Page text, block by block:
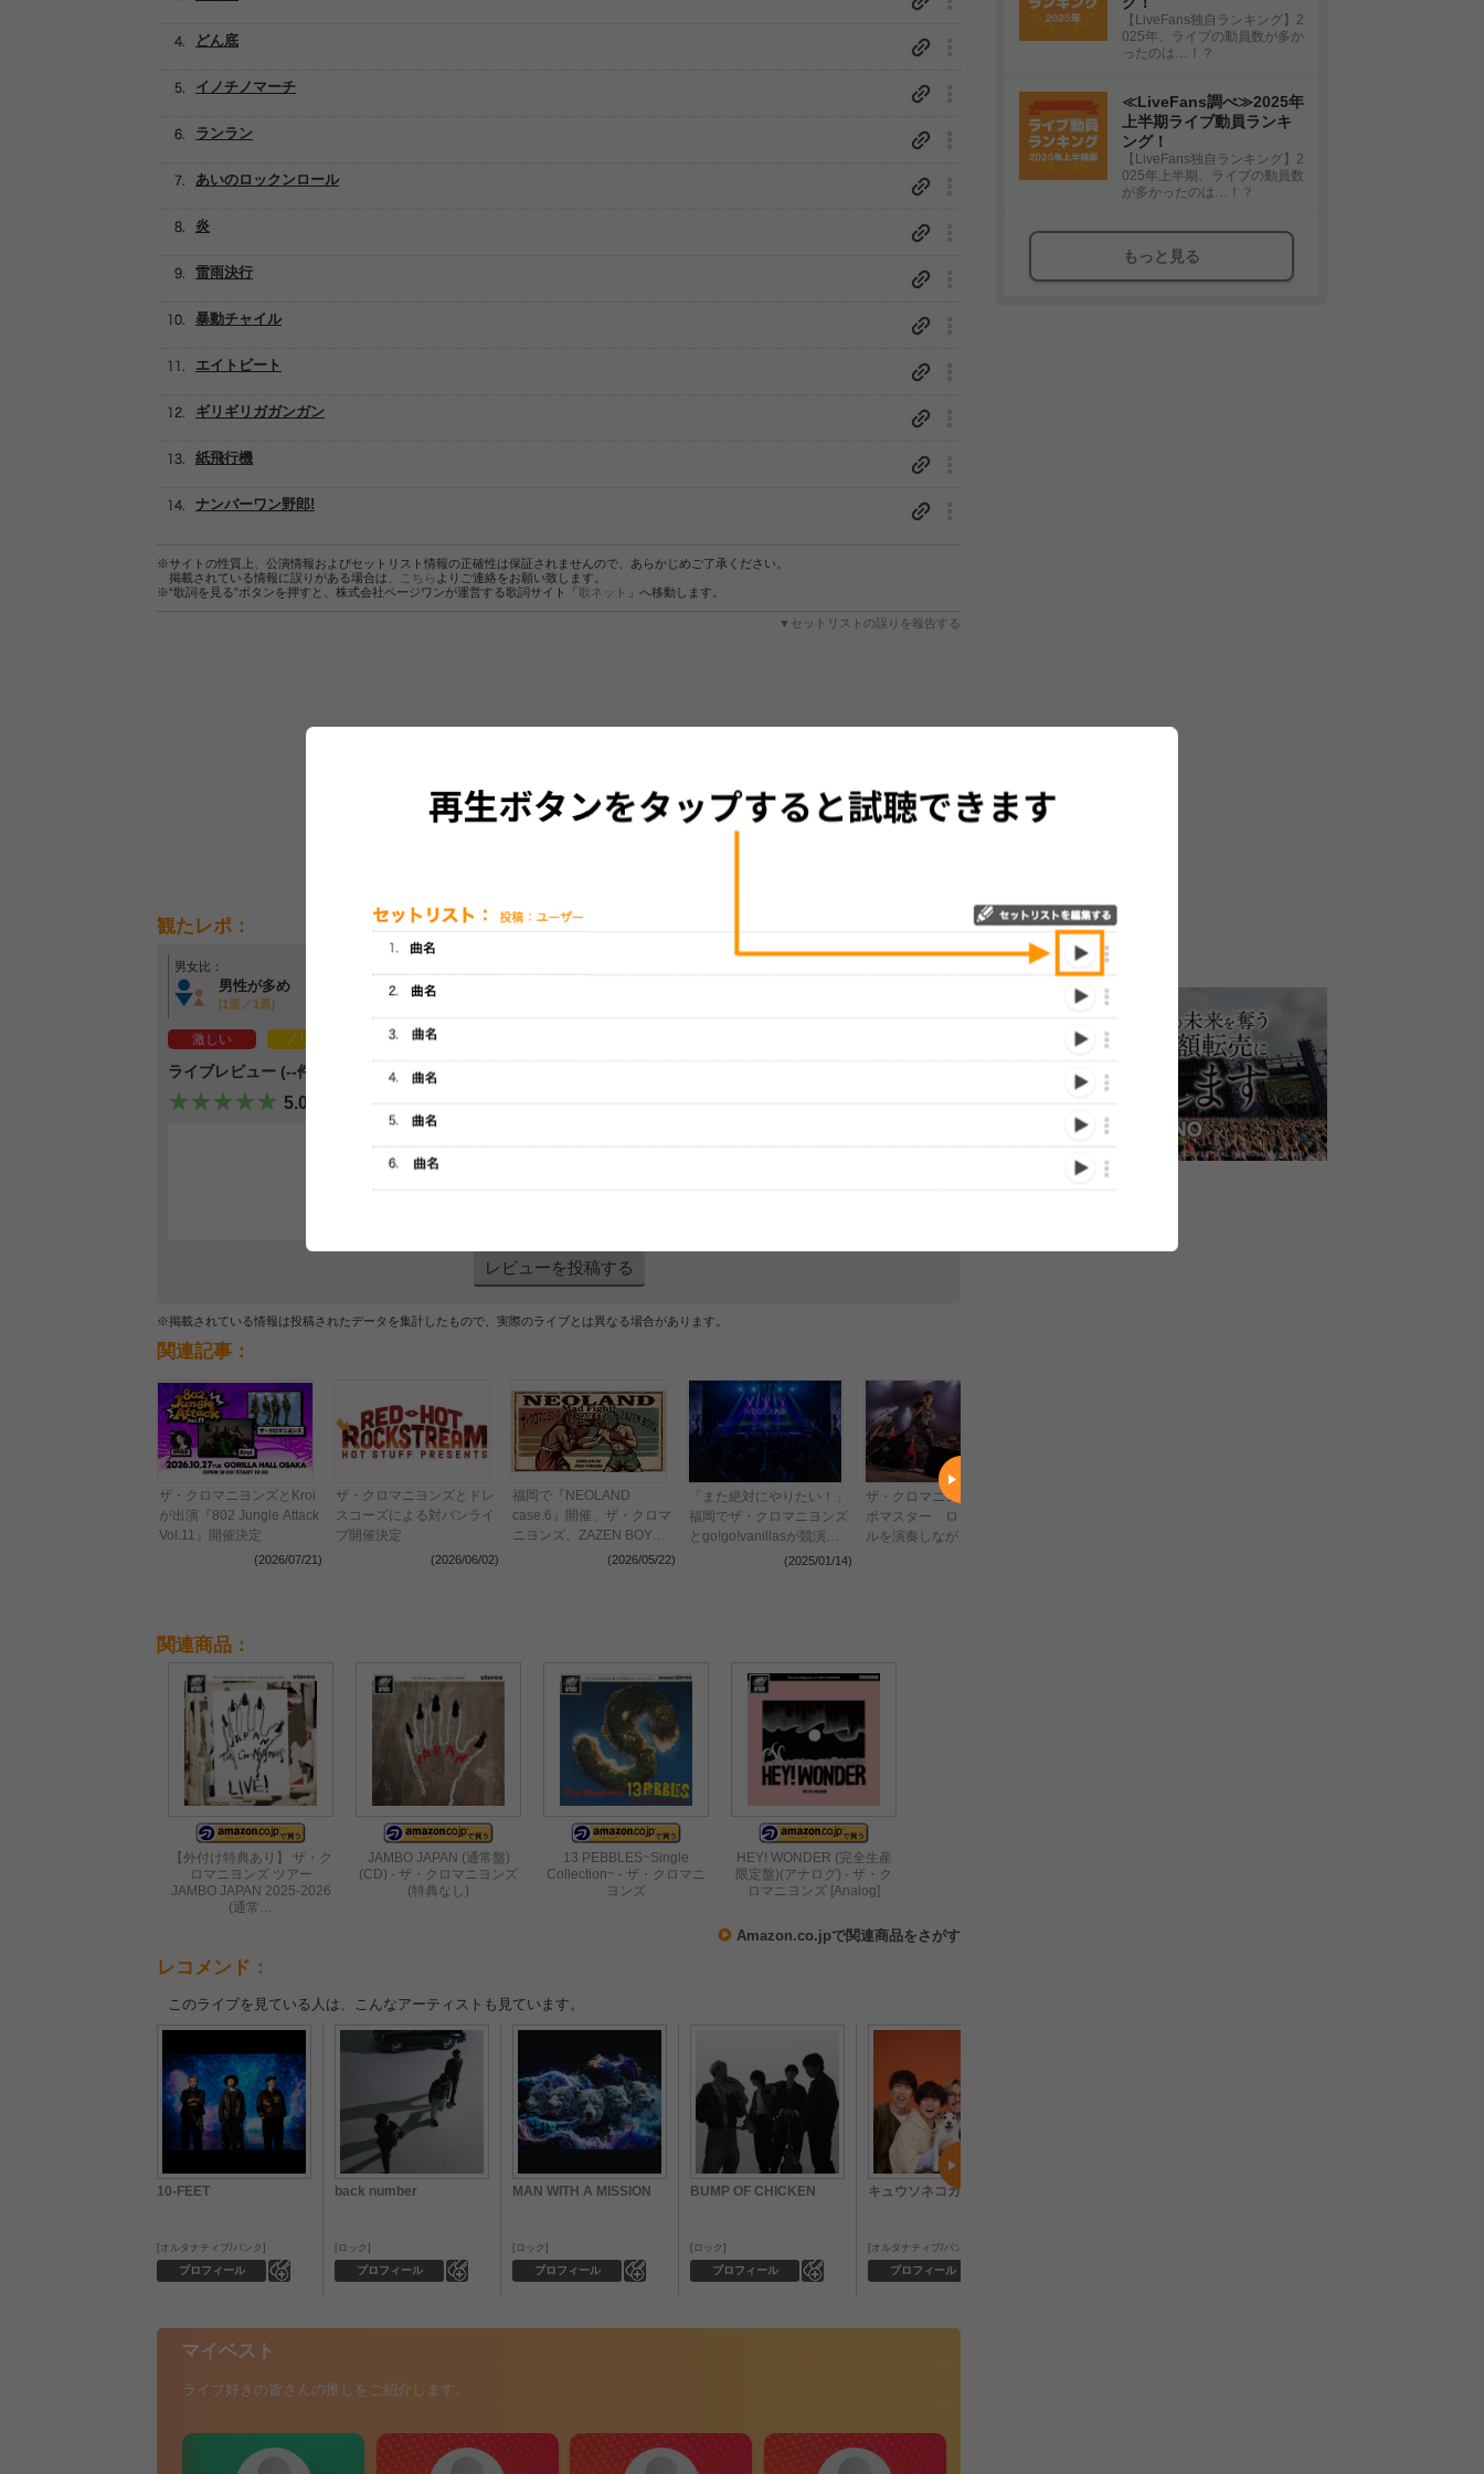
どん底
炎
暴動チャイル
イノチノマーチ
ランラン
あいのロックンロール
雷雨決行
エイトビート
ギリギリガガンガン
紙飛行機
ナンバーワン野郎!
※サイトの性質上、公演情報およびセットリスト情報の正確性は保証されませんので、あらかじめご了承ください。
掲載されている情報に誤りがある場合は、
こちら よりご連絡をお願い致します。
※“歌詞を見る”ボタンを押すと、株式会社ページワンが運営する歌詞サイト「歌ネット 」へ移動します。
▼セットリストの誤りを報告する
観たレポ：
男女比：
男性が多め
[1票／1票]
20代～30代中心
観たレポを投稿する
激しい ノリノリ
ライブレビュー (--件)
5.0
レビューはまだ投稿されていません。
レビューを投稿する
※掲載されている情報は投稿されたデータを集計したもので、実際のライブとは異なる場合があります。
関連記事：
ザ・クロマニヨンズとKroi
が出演『802 Jungle Attack
Vol.11』開催決定
(2026/07/21)
ザ・クロマニヨンズとドレ
スコーズによる対バンライ
ブ開催決定
(2026/06/02)
福岡で『NEOLAND
case.6』開催、ザ・クロマ
ニヨンズ、ZAZEN BOYS
(2026/05/22)
「また絶対にやりたい！」
福岡でザ・クロマニヨンズ
とgo!go!vanillasが競演ー
ー『NEOLAND CASE.4』
(2025/01/14)
ザ・クロマニヨンズ×サン
ボマスター ロックンロー
ルを演奏しながら生きる希
関連商品：
【外付け特典あり】 ザ・ク
ロマニヨンズ ツアー
JAMBO JAPAN 2025-2026
(通常…
JAMBO JAPAN (通常盤)
(CD) - ザ・クロマニヨンズ
(特典なし)
13 PEBBLES~Single
Collection~ - ザ・クロマニ
ヨンズ
HEY! WONDER (完全生産
限定盤)(アナログ) - ザ・ク
ロマニヨンズ [Analog]
Amazon.co.jpで関連商品をさがす
レコメンド：
このライブを見ている人は、こんなアーティストも見ています。
10-FEET
プロフィール
オルタナティブ/パンク
back number
プロフィール
ロック
MAN WITH A MISSION
プロフィール
ロック
BUMP OF CHICKEN
プロフィール
ロック
キュウソネコカミ
プロフィール
オルタナティブ/パンク
マイベスト
ライブ好きの皆さんの推しをご紹介します。
【LiveFans独自ランキング】2
025年、ライブの動員数が多か
ったのは…！？
≪LiveFans調べ≫2025年
上半期ライブ動員ランキ
ング！
【LiveFans独自ランキング】2
025年上半期、ライブの動員数
が多かったのは…！？
もっと見る